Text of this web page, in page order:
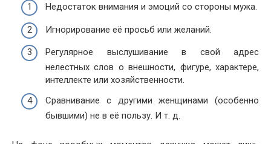
Недостаток внимания и эмоций со стороны мужа.
Игнорирование её просьб или желаний.
Регулярное выслушивание в свой адрес
нелестных слов о внешности, фигуре, характере,
интеллекте или хозяйственности.
Сравнивание с другими женщинами (особенно
бывшими) не в её пользу. И т. д.